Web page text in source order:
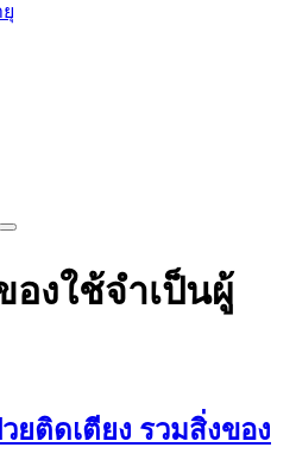
องใช้จำเป็นผู้
ยติดเตียง รวมสิ่งของ